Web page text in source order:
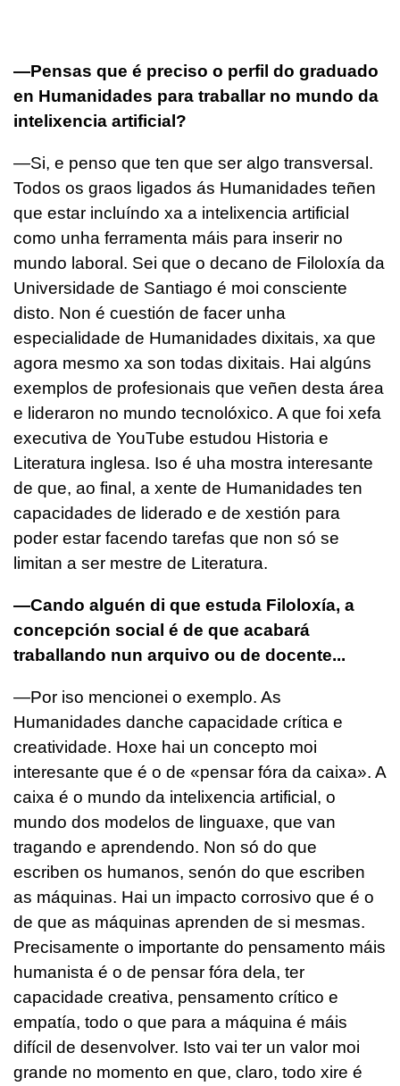
—Pensas que é preciso o perfil do graduado
en Humanidades para traballar no mundo da
intelixencia artificial?
—Si, e penso que ten que ser algo transversal.
Todos os graos ligados ás Humanidades teñen
que estar incluíndo xa a intelixencia artificial
como unha ferramenta máis para inserir no
mundo laboral. Sei que o decano de Filoloxía da
Universidade de Santiago é moi consciente
disto. Non é cuestión de facer unha
especialidade de Humanidades dixitais, xa que
agora mesmo xa son todas dixitais. Hai algúns
exemplos de profesionais que veñen desta área
e lideraron no mundo tecnolóxico. A que foi xefa
executiva de YouTube estudou Historia e
Literatura inglesa. Iso é uha mostra interesante
de que, ao final, a xente de Humanidades ten
capacidades de liderado e de xestión para
poder estar facendo tarefas que non só se
limitan a ser mestre de Literatura.
—Cando alguén di que estuda Filoloxía, a
concepción social é de que acabará
traballando nun arquivo ou de docente...
—Por iso mencionei o exemplo. As
Humanidades danche capacidade crítica e
creatividade. Hoxe hai un concepto moi
interesante que é o de «pensar fóra da caixa». A
caixa é o mundo da intelixencia artificial, o
mundo dos modelos de linguaxe, que van
tragando e aprendendo. Non só do que
escriben os humanos, senón do que escriben
as máquinas. Hai un impacto corrosivo que é o
de que as máquinas aprenden de si mesmas.
Precisamente o importante do pensamento máis
humanista é o de pensar fóra dela, ter
capacidade creativa, pensamento crítico e
empatía, todo o que para a máquina é máis
difícil de desenvolver. Isto vai ter un valor moi
grande no momento en que, claro, todo xire é